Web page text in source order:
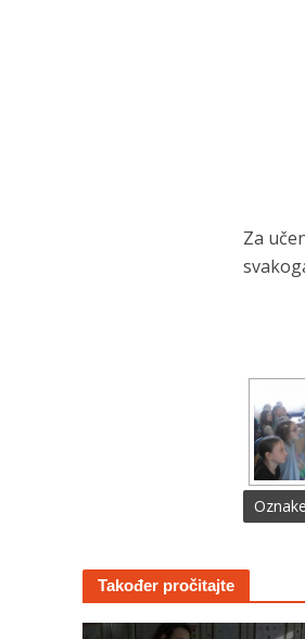
Za
Oznake
Također pročitajte